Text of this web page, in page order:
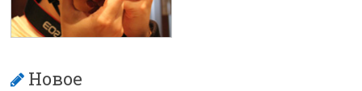
Новое